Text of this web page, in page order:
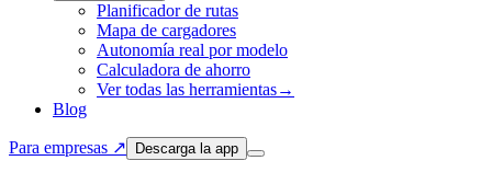
Planificador de rutas
Mapa de cargadores
Autonomía real por modelo
Calculadora de ahorro
Ver todas las herramientas→
Blog
Para empresas ↗ Descarga la app